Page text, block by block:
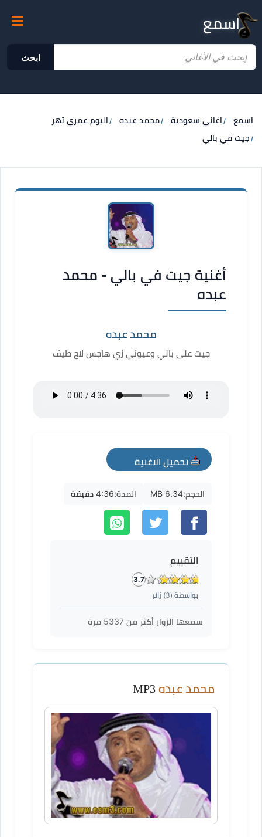
اسمع
ابحث
اسمع اغاني سعودية محمد عبده
البوم عمري تهر
جيت في بالي
أغنية جيت في بالي - محمد
عبده
محمد عبده
جيت على بالي وعيوني زي هاجس لاح طيف
تحميل الاغنية
mp3
الحجم:6.34 MB المدة:4:36 دقيقة
التقييم
3.7
بواسطة (3) زائر
سمعها الزوار أكثر من 5337 مرة
محمد عبده